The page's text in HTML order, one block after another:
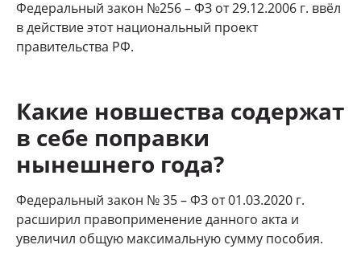
Федеральный закон №256 – ФЗ от 29.12.2006 г. ввёл
в действие этот национальный проект
правительства РФ.
Какие новшества содержат
в себе поправки
нынешнего года?
Федеральный закон № 35 – ФЗ от 01.03.2020 г.
расширил правоприменение данного акта и
увеличил общую максимальную сумму пособия.